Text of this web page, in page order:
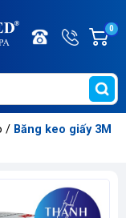
Điện
thoại
Hotline/
Zalo
0
/ Băng keo giấy 3M